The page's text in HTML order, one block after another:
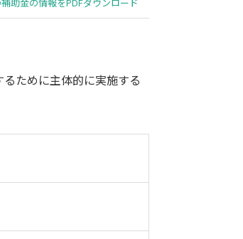
ために主体的に実施する